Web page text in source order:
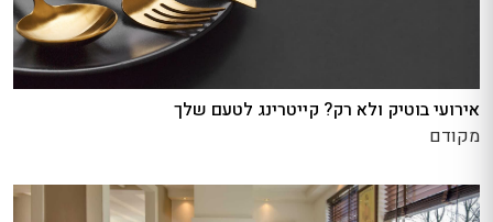
אירועי בוטיק ולא רק? קייטרינג לטעם שלך
מקודם